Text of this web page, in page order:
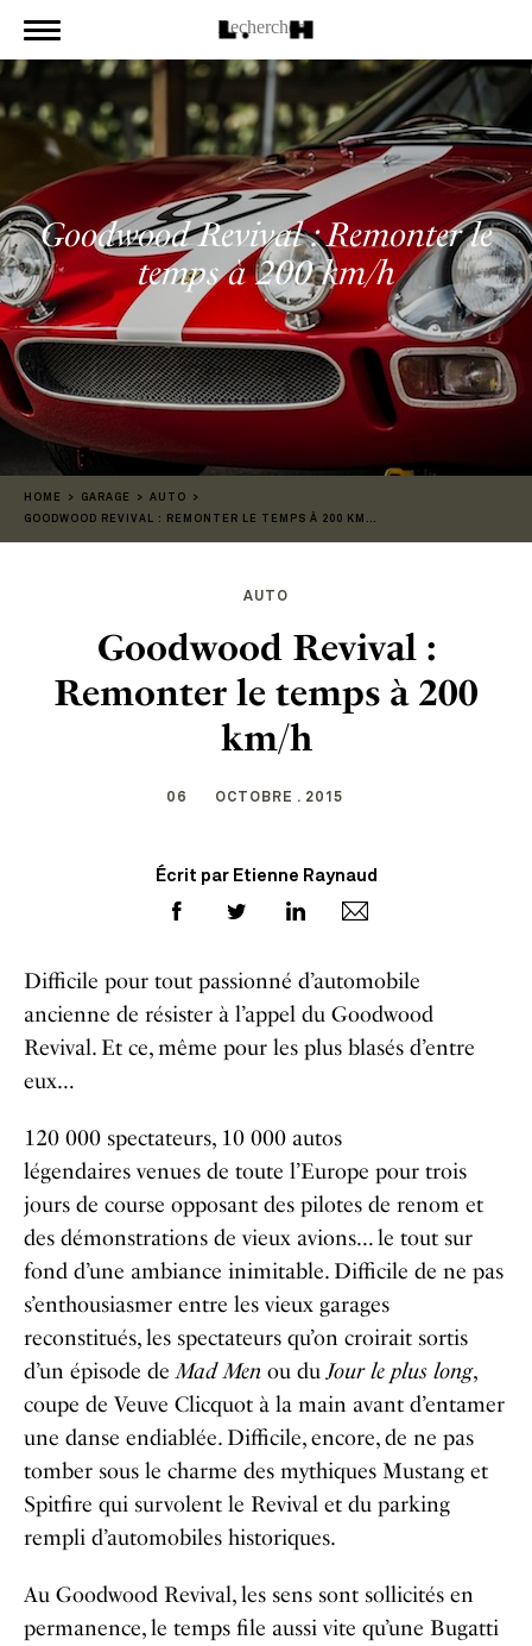
Goodwood Revival : Remonter le
temps à 200 km/h
HOME GARAGE
AUTO
GOODWOOD REVIVAL : REMONTER LE TEMPS À 200 KM/H
AUTO
Goodwood Revival :
Remonter le temps à 200
km/h
06 OCTOBRE . 2015
Écrit par Etienne Raynaud
Difficile pour tout passionné d’automobile
ancienne de résister à l’appel du Goodwood
Revival. Et ce, même pour les plus blasés d’entre
eux…
120 000 spectateurs, 10 000 autos
légendaires venues de toute l’Europe pour trois
jours de course opposant des pilotes de renom et
des démonstrations de vieux avions… le tout sur
fond d’une ambiance inimitable. Difficile de ne pas
s’enthousiasmer entre les vieux garages
reconstitués, les spectateurs qu’on croirait sortis
d’un épisode deMad Men ou duJour le plus long,
coupe de Veuve Clicquot à la main avant d’entamer
une danse endiablée. Difficile, encore, de ne pas
tomber sous le charme des mythiques Mustang et
Spitfire qui survolent le Revival et du parking
rempli d’automobiles historiques.
Au Goodwood Revival, les sens sont sollicités en
permanence, le temps file aussi vite qu’une Bugatti